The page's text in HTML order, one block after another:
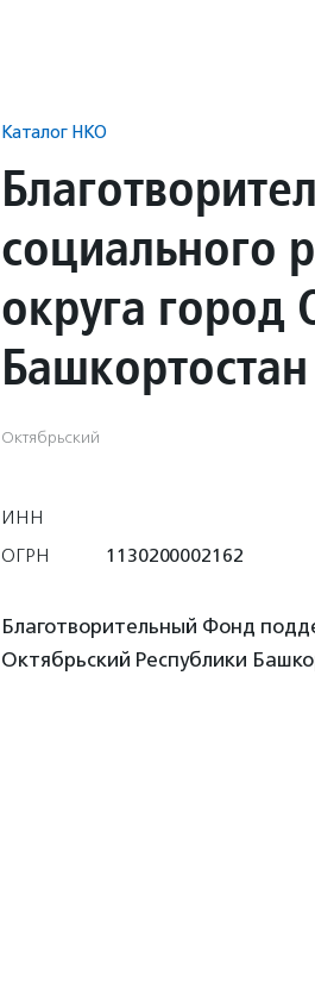
Каталог НКО
социального
округа город
Башкортостан
Октябрьский
ИНН
ОГРН
1130200002162
Благотворительный Фонд
Октябрьский Республики